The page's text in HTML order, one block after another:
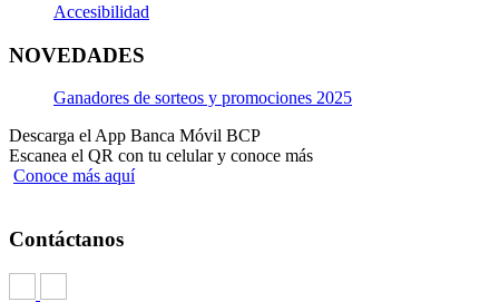
Accesibilidad
NOVEDADES
Ganadores de sorteos y promociones 2025
Descarga el App Banca Móvil BCP
Escanea el QR con tu celular y conoce más
Conoce más aquí
Contáctanos